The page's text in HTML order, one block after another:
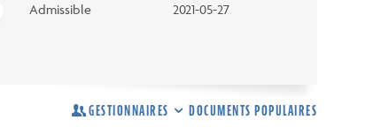
Admissible 2021-05-27
GESTIONNAIRES DOCUMENTS POPULAIRES